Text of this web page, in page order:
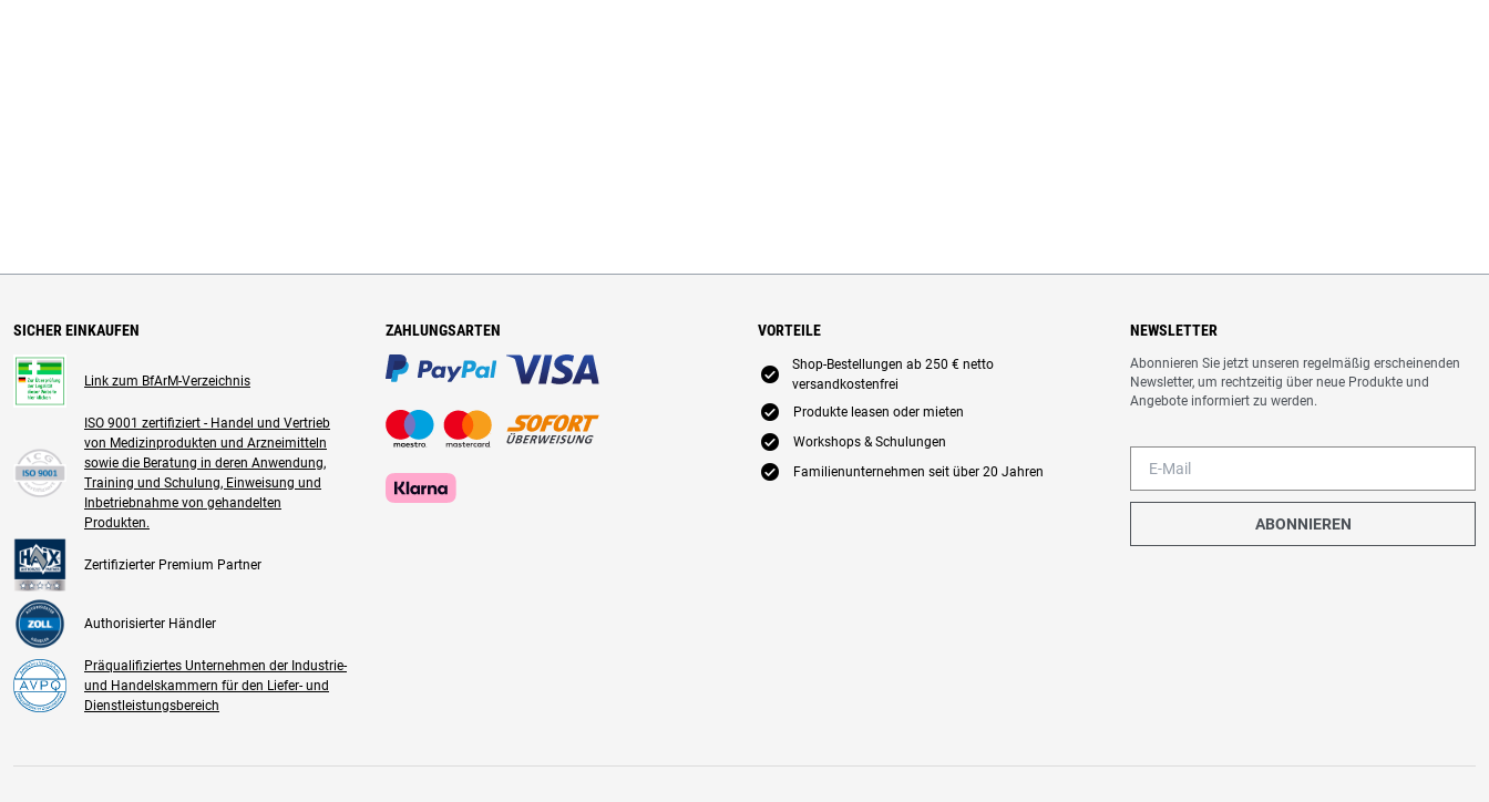
SICHER EINKAUFEN
Link zum BfArM-Verzeichnis
ISO 9001 zertifiziert - Handel und Vertrieb
von Medizinprodukten und Arzneimitteln
sowie die Beratung in deren Anwendung,
Training und Schulung, Einweisung und
Inbetriebnahme von gehandelten
Produkten.
Zertifizierter Premium Partner
Authorisierter Händler
Präqualifiziertes Unternehmen der Industrie-
und Handelskammern für den Liefer- und
Dienstleistungsbereich
ZAHLUNGSARTEN VORTEILE
E
Shop-Bestellungen ab 250 € netto
versandkostenfrei
E Produkte leasen oder mieten
E Workshops & Schulungen
E Familienunternehmen seit über 20 Jahren
NEWSLETTER
Abonnieren Sie jetzt unseren regelmäßig erscheinenden
Newsletter, um rechtzeitig über neue Produkte und
Angebote informiert zu werden.
ABONNIEREN